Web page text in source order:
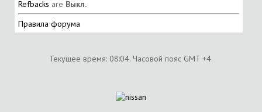
Refbacks are Выкл.
Правила форума
Текущее время: 08:04. Часовой пояс GMT +4.